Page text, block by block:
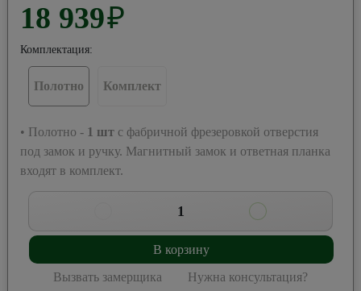
18 939₽
Комплектация:
Полотно Комплект
• Полотно - 1 шт с фабричной фрезеровкой отверстия
под замок и ручку. Магнитный замок и ответная планка
входят в комплект.
1
В корзину
Вызвать замерщика Нужна консультация?